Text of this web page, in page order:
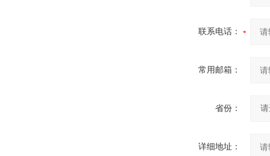
联系电话：
常用邮箱：
省份：
详细地址：